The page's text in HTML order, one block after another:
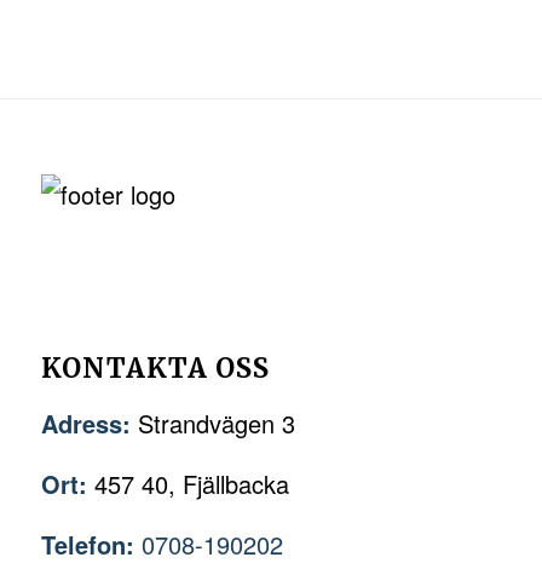
KONTAKTA OSS
Adress: Strandvägen 3
Ort: 457 40, Fjällbacka
Telefon: 0708-190202